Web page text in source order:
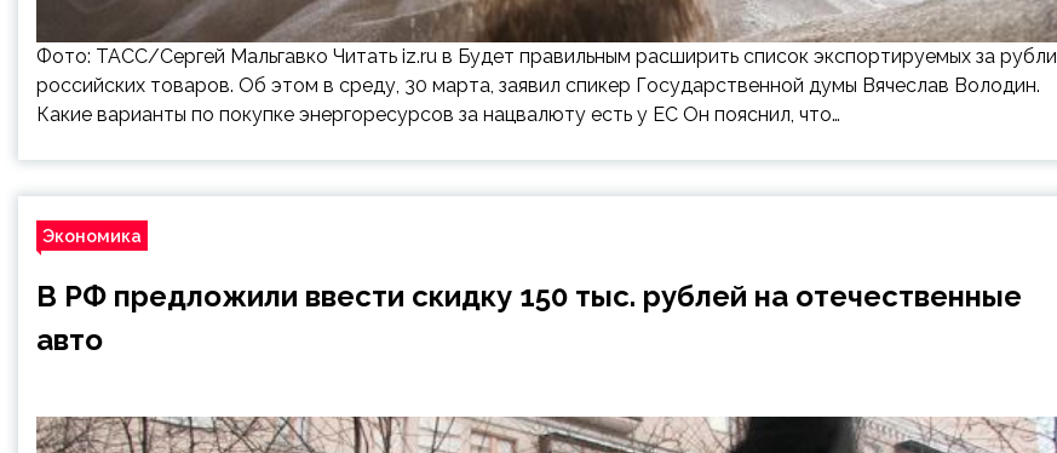
Фото: ТАСС/Сергей Мальгавко Читать iz.ru в Будет правильным расширить список экспортируемых за рубли
российских товаров. Об этом в среду, 30 марта, заявил спикер Государственной думы Вячеслав Володин.
Какие варианты по покупке энергоресурсов за нацвалюту есть у ЕС Он пояснил, что…
Экономика
В РФ предложили ввести скидку 150 тыс. рублей на отечественные
авто